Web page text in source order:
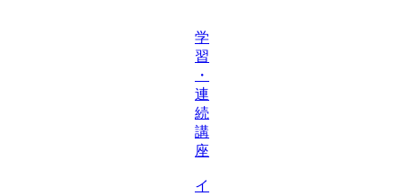
学
習
・
連
続
講
座
イ